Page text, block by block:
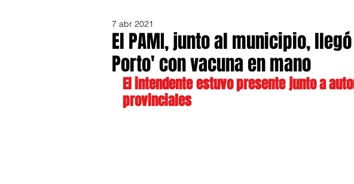
El PAMI, junto al municipio,
Porto' con vacuna en mano
7 abr 2021
El intendente estuvo presente junto a
provinciales